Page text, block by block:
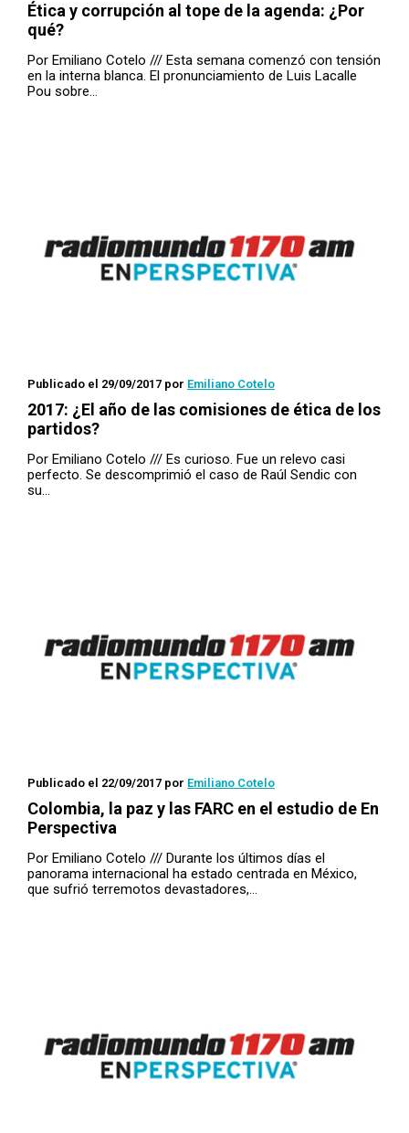
Ética y corrupción al tope de la agenda: ¿Por
qué?
Por Emiliano Cotelo /// Esta semana comenzó con tensión
en la interna blanca. El pronunciamiento de Luis Lacalle
Pou sobre…
Publicado el 29/09/2017 por Emiliano Cotelo
2017: ¿El año de las comisiones de ética de los
partidos?
Por Emiliano Cotelo /// Es curioso. Fue un relevo casi
perfecto. Se descomprimió el caso de Raúl Sendic con
su…
Publicado el 22/09/2017 por Emiliano Cotelo
Colombia, la paz y las FARC en el estudio de En
Perspectiva
Por Emiliano Cotelo /// Durante los últimos días el
panorama internacional ha estado centrada en México,
que sufrió terremotos devastadores,…